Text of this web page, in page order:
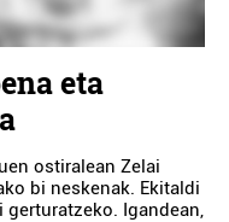
eta
ostiralean Zelai
bi neskenak. Ekitaldi
Igandean,